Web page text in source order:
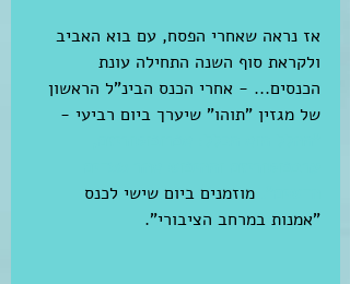
אז נראה שאחרי הפסח, עם בוא האביב
ולקראת סוף השנה התחילה עונת
הכנסים... - אחרי הכנס הבינ"ל הראשון
של מגזין "תוהו" שיערך ביום רביעי -
מוזמנים ביום שישי לכנס
"אמנות במרחב הציבורי".